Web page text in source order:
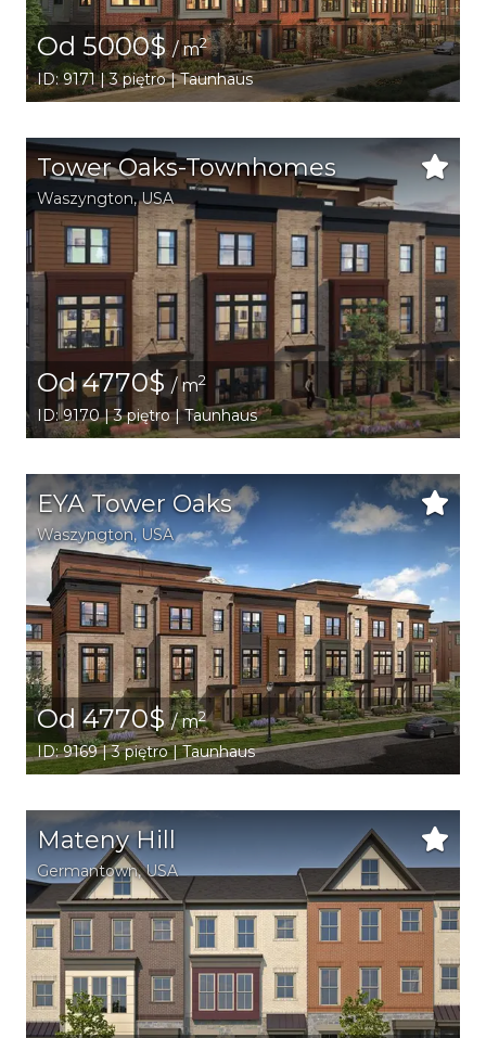
Od 5000$/ m2
ID: 9171 | 3 piętro | Taunhaus
Tower Oaks-Townhomes
Waszyngton,USA
Od 4770$/ m2
ID: 9170 | 3 piętro | Taunhaus
EYA Tower Oaks
Waszyngton, USA
Od 4770$/ m2
ID: 9169 | 3 piętro | Taunhaus
Mateny Hill
Germantown,USA